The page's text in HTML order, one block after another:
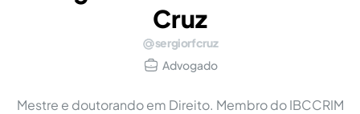
Cruz
sergiorfcruz
Advogado
Mestre e doutorando em Direito. Membro do IBCCRIM